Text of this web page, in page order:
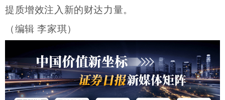
提质增效注入新的财达力量。
（编辑 李家琪）